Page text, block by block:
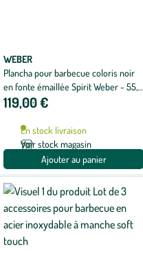
WEBER
Plancha pour barbecue coloris noir
en fonte émaillée Spirit Weber - 55,5
x 13 x 41,5 cm
119,00 €
En stock livraison
Voir stock magasin
Ajouter au panier